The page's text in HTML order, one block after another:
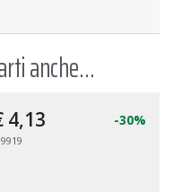
anche...
4,13 -30%